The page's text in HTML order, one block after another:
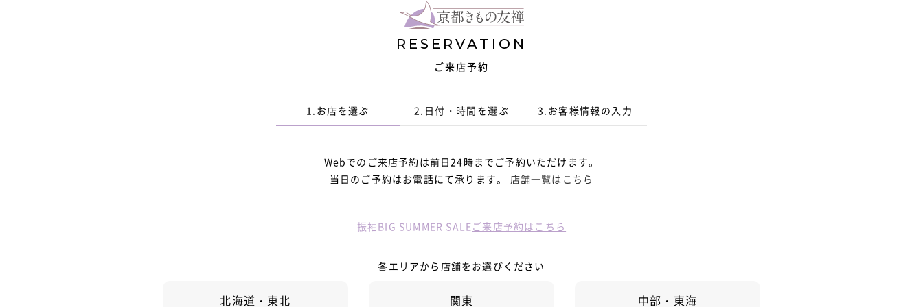
RESERVATION
ご来店予約
1. お店を選ぶ 2. 日付・時間 を選ぶ 3. お客様情報 の入力
Webでのご来店予約は前日24時までご予約いただけます。
当日のご予約はお電話にて承ります。 店舗一覧はこちら
振袖BIG SUMMER SALEご来店予約はこちら
各エリアから店舗をお選びください
北海道・東北 関東 中部・東海